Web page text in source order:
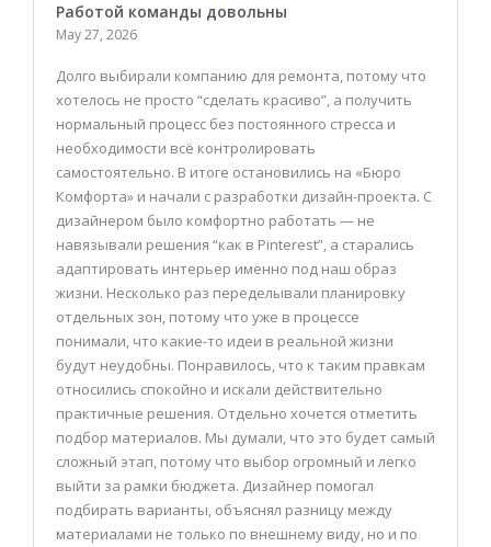
Работой команды довольны
May 27, 2026
Долго выбирали компанию для ремонта, потому что
хотелось не просто “сделать красиво”, а получить
нормальный процесс без постоянного стресса и
необходимости всё контролировать
самостоятельно. В итоге остановились на «Бюро
Комфорта» и начали с разработки дизайн-проекта. С
дизайнером было комфортно работать — не
навязывали решения “как в Pinterest”, а старались
адаптировать интерьер именно под наш образ
жизни. Несколько раз переделывали планировку
отдельных зон, потому что уже в процессе
понимали, что какие-то идеи в реальной жизни
будут неудобны. Понравилось, что к таким правкам
относились спокойно и искали действительно
практичные решения. Отдельно хочется отметить
подбор материалов. Мы думали, что это будет самый
сложный этап, потому что выбор огромный и легко
выйти за рамки бюджета. Дизайнер помогал
подбирать варианты, объяснял разницу между
материалами не только по внешнему виду, но и по